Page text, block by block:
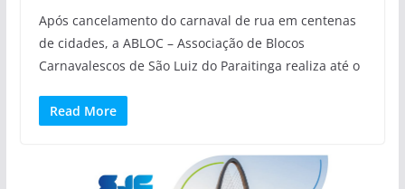
Após cancelamento do carnaval de rua em centenas
de cidades, a ABLOC – Associação de Blocos
Carnavalescos de São Luiz do Paraitinga realiza até o
Read More